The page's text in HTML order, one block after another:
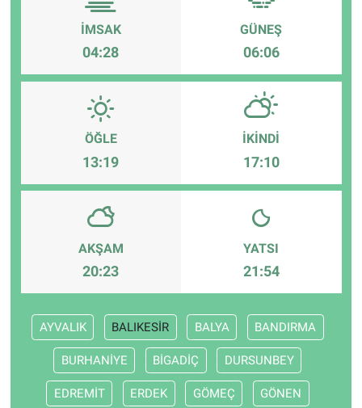
İMSAK
04:28
GÜNEŞ
06:06
ÖĞLE
13:19
İKINDI
17:10
AKŞAM
20:23
YATSI
21:54
AYVALIK BALIKESİR BALYA BANDIRMA
BURHANİYE BİGADİÇ DURSUNBEY
EDREMİT ERDEK GÖMEÇ GÖNEN
Eskişehir Tramvay Saatleri
Eskişehir Otobüs Saatleri